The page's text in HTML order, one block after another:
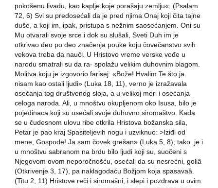
pokošenu livadu, kao kaplje koje porašaju zemlju«. (Psalam
72, 6) Svi su predosećali da je pred njima Onaj koji čita tajne
duše, a koji im, ipak, pristupa s nežnim saosećanjem. Oni su
Mu otvarali svoje srce i dok su slušali, Sveti Duh im je
otkrivao deo po deo značenja pouke koju čovečanstvo svih
vekova treba da nauči. U Hristovo vreme verske vođe u
narodu smatrali su da ra- spolažu velikim duhovnim blagom.
Molitva koju je izgovorio farisej: «Bože! Hvalim Te što ja
nisam kao ostali ljudi» (Luka 18, 11), verno je izražavala
osećanja tog društvenog sloja, a u velikoj meri i osećanja
celoga naroda. Ali, u mnoštvu okupljenom oko Isusa, bilo je
pojedinaca koji su osećali svoje duhovno siromaštvo. Kada
se u čudesnom ulovu ribe otkrila Hristova božanska sila,
Petar je pao kraj Spasiteljevih nogu i uzviknuo: >Iziđi od
mene, Gospode! Ja sam čovek grešan» (Luka 5, 8); tako je i
u mnoštvu sabranom na brdu bilo ljudi koji su, suočeni s
Njegovom ovom neporočnošću, osećali da su nesrećni, goliâ
(Otkrivenje 3, 17), pa naklagodaću Božjom koja spasavaâ.
(Titu 2, 11) Hristove reči i siromašni, i slepi i pozdrava u ovim